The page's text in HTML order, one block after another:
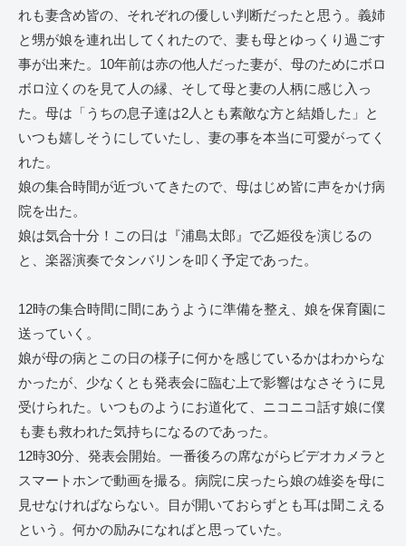
れも妻含め皆の、それぞれの優しい判断だったと思う。義姉
と甥が娘を連れ出してくれたので、妻も母とゆっくり過ごす
事が出来た。10年前は赤の他人だった妻が、母のためにボロ
ボロ泣くのを見て人の縁、そして母と妻の人柄に感じ入っ
た。母は「うちの息子達は2人とも素敵な方と結婚した」と
いつも嬉しそうにしていたし、妻の事を本当に可愛がってく
れた。
娘の集合時間が近づいてきたので、母はじめ皆に声をかけ病
院を出た。
娘は気合十分！この日は『浦島太郎』で乙姫役を演じるの
と、楽器演奏でタンバリンを叩く予定であった。
12時の集合時間に間にあうように準備を整え、娘を保育園に
送っていく。
娘が母の病とこの日の様子に何かを感じているかはわからな
かったが、少なくとも発表会に臨む上で影響はなさそうに見
受けられた。いつものようにお道化て、ニコニコ話す娘に僕
も妻も救われた気持ちになるのであった。
12時30分、発表会開始。一番後ろの席ながらビデオカメラと
スマートホンで動画を撮る。病院に戻ったら娘の雄姿を母に
見せなければならない。目が開いておらずとも耳は聞こえる
という。何かの励みになればと思っていた。